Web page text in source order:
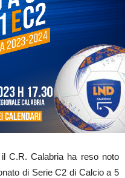
C.R. Calabria ha reso noto
di Serie C2 di Calcio a 5